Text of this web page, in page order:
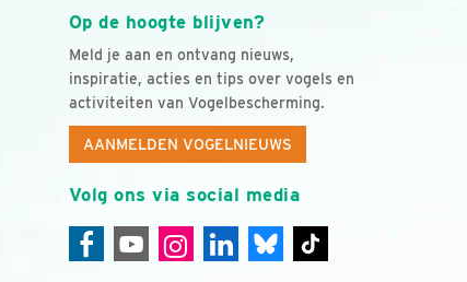
Op de hoogte blijven?
Meld je aan en ontvang nieuws,
inspiratie, acties en tips over vogels en
activiteiten van Vogelbescherming.
AANMELDEN VOGELNIEUWS
Volg ons via social media